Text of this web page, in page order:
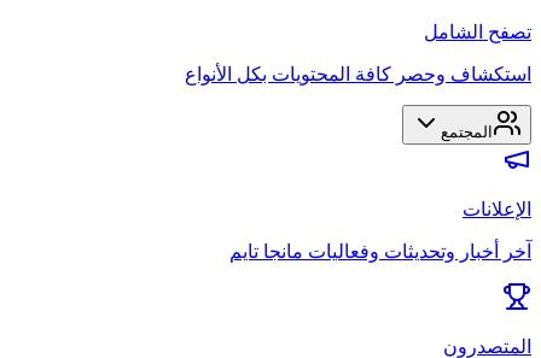
تصفح الشامل
استكشاف وحصر كافة المحتويات بكل الأنواع
المجتمع
الإعلانات
آخر أخبار وتحديثات وفعاليات مانجا تايم
المتصدرون